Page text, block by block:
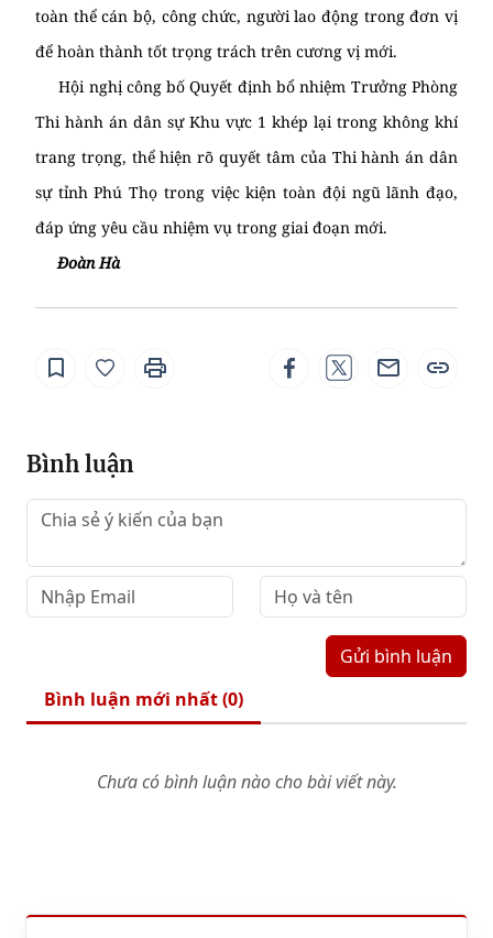
toàn thể cán bộ, công chức, người lao động trong đơn vị
để hoàn thành tốt trọng trách trên cương vị mới.
Hội nghị công bố Quyết định bổ nhiệm Trưởng Phòng
Thi hành án dân sự Khu vực 1 khép lại trong không khí
trang trọng, thể hiện rõ quyết tâm của Thi hành án dân
sự tỉnh Phú Thọ trong việc kiện toàn đội ngũ lãnh đạo,
đáp ứng yêu cầu nhiệm vụ trong giai đoạn mới.
Đoàn Hà
Bình luận
Gửi bình luận
Bình luận mới nhất (0)
Chưa có bình luận nào cho bài viết này.